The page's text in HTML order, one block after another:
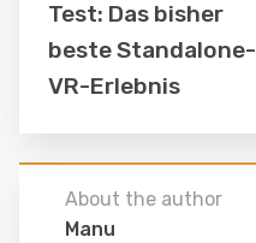
Test: Das bisher
beste Standalone-
VR-Erlebnis
About the author
Manu